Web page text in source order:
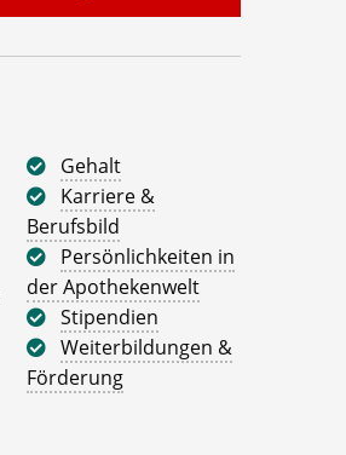
Gehalt
Karriere &
Berufsbild
Persönlichkeiten in
der Apothekenwelt
Stipendien
Weiterbildungen &
Förderung